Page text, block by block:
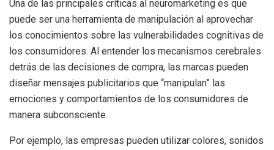
Una de las principales críticas al neuromarketing es que
puede ser una herramienta de manipulación al aprovechar
los conocimientos sobre las vulnerabilidades cognitivas de
los consumidores. Al entender los mecanismos cerebrales
detrás de las decisiones de compra, las marcas pueden
diseñar mensajes publicitarios que “manipulan” las
emociones y comportamientos de los consumidores de
manera subconsciente.
Por ejemplo, las empresas pueden utilizar colores, sonidos